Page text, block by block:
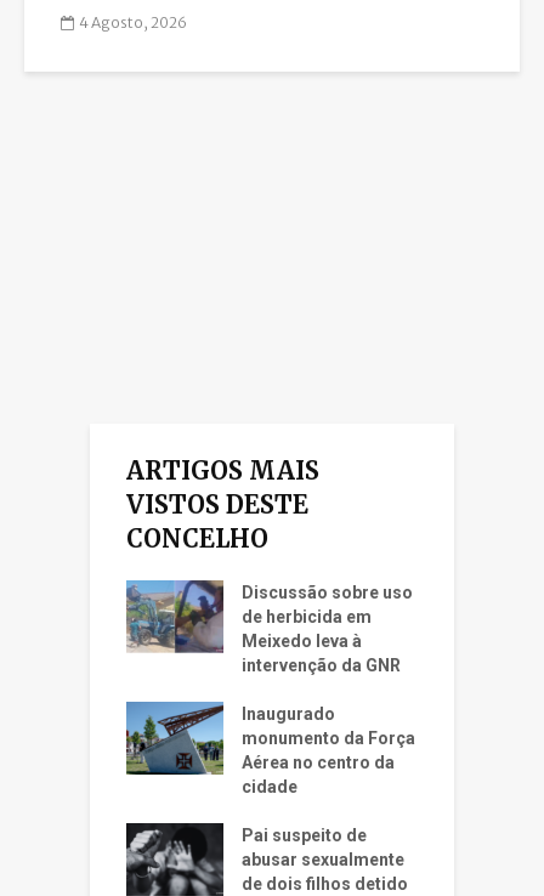
4 Agosto, 2026
ARTIGOS MAIS
VISTOS DESTE
CONCELHO
Discussão sobre uso
de herbicida em
Meixedo leva à
intervenção da GNR
Inaugurado
monumento da Força
Aérea no centro da
cidade
Pai suspeito de
abusar sexualmente
de dois filhos detido